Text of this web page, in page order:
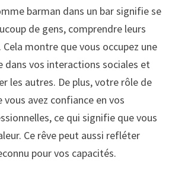
barman dans un bar signifie se
de gens, comprendre leurs
montre que vous occupez une
vos interactions sociales et
les autres. De plus, votre rôle de
avez confiance en vos
ce qui signifie que vous
Ce rêve peut aussi refléter
pour vos capacités.